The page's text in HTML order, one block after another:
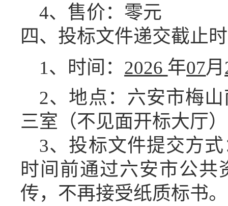
4、售价：零元
四、投标文件递交截止
1、时间： 2026 年07月
2、地点：六安市梅
三室（不见面开标大厅）
3、投标文件提交方
时间前通过六安市公共
传， 不再接受纸质标书。